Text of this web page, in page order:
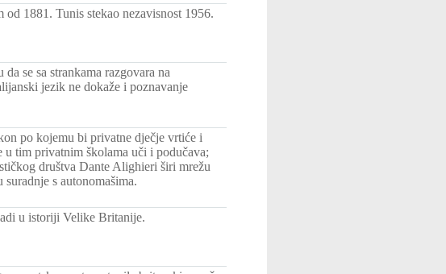
1881. Tunis stekao nezavisnost 1956.
se sa strankama razgovara na
jezik ne dokaže i poznavanje
po kojemu bi privatne dječje vrtiće i
tim privatnim školama uči i podučava;
društva Dante Alighieri širi mrežu
s autonomašima.
u istoriji Velike Britanije.